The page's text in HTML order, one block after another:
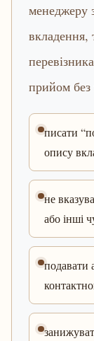
менеджеру
вкладення,
прийом без
писати
опису
не
або інші
подавати